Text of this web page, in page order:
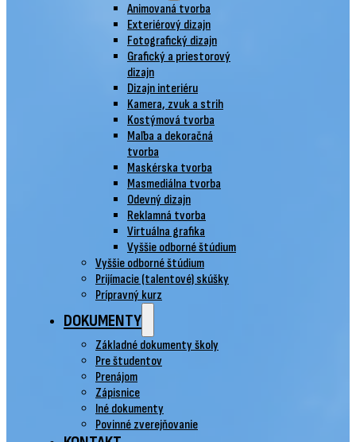
Animovaná tvorba
Exteriérový dizajn
Fotografický dizajn
Grafický a priestorový
dizajn
Dizajn interiéru
Kamera, zvuk a strih
Kostýmová tvorba
Maľba a dekoračná
tvorba
Maskérska tvorba
Masmediálna tvorba
Odevný dizajn
Reklamná tvorba
Virtuálna grafika
Vyššie odborné štúdium
Vyššie odborné štúdium
Prijímacie (talentové) skúšky
Prípravný kurz
DOKUMENTY
Základné dokumenty školy
Pre študentov
Prenájom
Zápisnice
Iné dokumenty
Povinné zverejňovanie